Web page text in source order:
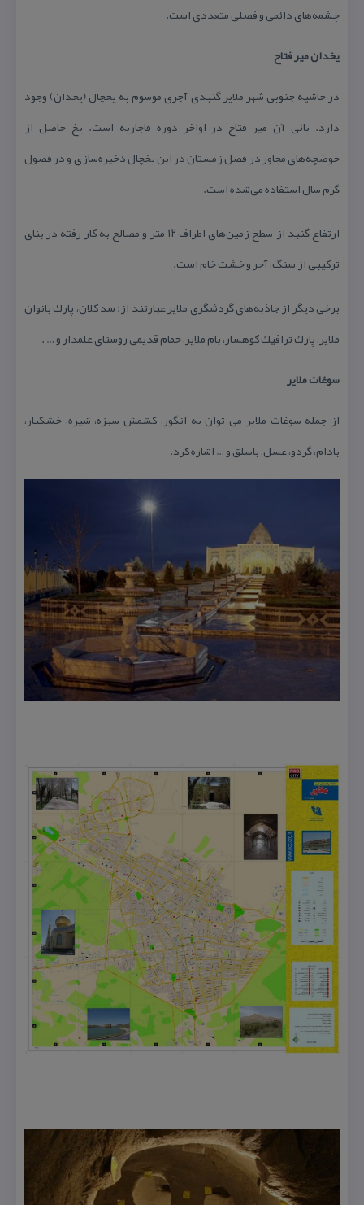
چشمه‌های دائمی و فصلی متعددی است.
یخدان میر فتاح
در حاشیه جنوبی شهر ملایر گنبدی آجری موسوم به یخچال (یخدان) وجود
دارد. بانی آن میر فتاح در اواخر دوره قاجاریه است. یخ حاصل از
حوضچه‌های مجاور در فصل زمستان در این یخچال ذخیره‌سازی و در فصول
گرم سال استفاده می‌شده است.
ارتفاع گنبد از سطح زمین‌های اطراف ۱۲ متر و مصالح به كار رفته در بنای
تركیبی از سنگ، آجر و خشت خام است.
برخی دیگر از جاذبه‌های گردشگری ملایر عبارتند از: سد كلان، پارك بانوان
ملایر، پارك ترافیك كوهسار، بام ملایر، حمام قدیمی روستای علمدار و … .
سوغات ملایر
از جمله سوغات ملایر می توان به انگور، كشمش سبزه، شیره، خشكبار،
بادام، گردو، عسل، باسلق و … اشاره كرد.